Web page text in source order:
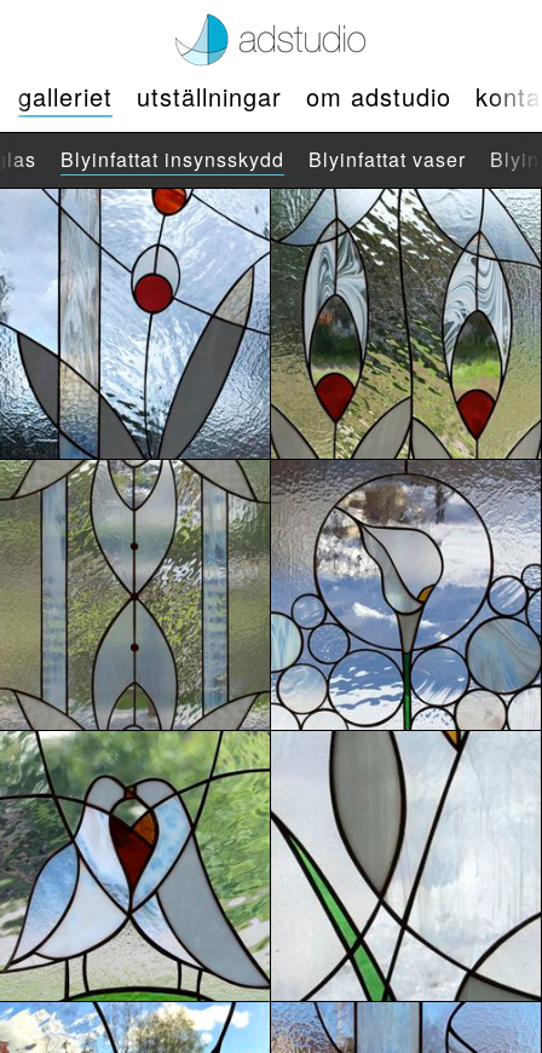
galleriet utställningar om adstudio
Blyinfattat insynsskydd Blyinfattat vaser